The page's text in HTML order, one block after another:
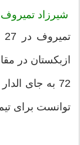
شیرزاد
ازبکستان در
توانست برای